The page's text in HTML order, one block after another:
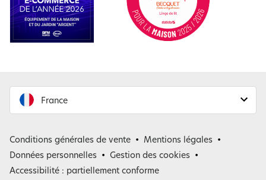
France
Belgique
Conditions générales de vente
Mentions légales
Données personnelles
Gestion des cookies
Accessibilité : partiellement conforme